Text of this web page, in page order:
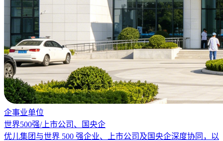
企事业单位
世界500强/上市公司、国央企
优儿集团与世界 500 强企业、上市公司及国央企深度协同，以